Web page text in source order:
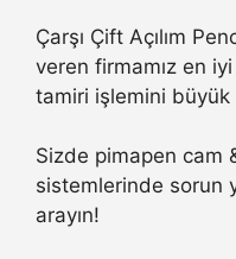
Çarşı Çift Açılım
veren firmamız en
tamiri işlemini büyük
Sizde pimapen cam
sistemlerinde sorun
arayın!